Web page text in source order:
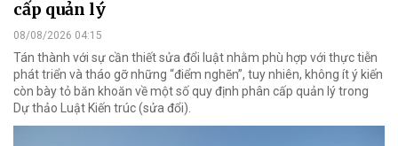
cấp quản lý
08/08/2026 04:15
Tán thành với sự cần thiết sửa đổi luật nhằm phù hợp với thực tiễn
phát triển và tháo gỡ những “điểm nghẽn”, tuy nhiên, không ít ý kiến
còn bày tỏ băn khoăn về một số quy định phân cấp quản lý trong
Dự thảo Luật Kiến trúc (sửa đổi).